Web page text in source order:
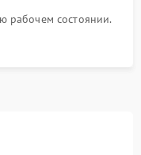
рабочем состоянии.